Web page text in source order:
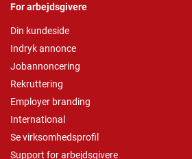
For arbejdsgivere
Din kundeside
Indryk annonce
Jobannoncering
Rekruttering
Employer branding
International
Se virksomhedsprofil
Support for arbejdsgivere